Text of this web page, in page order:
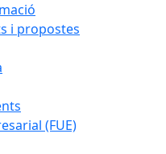
i propostes
(FUE)